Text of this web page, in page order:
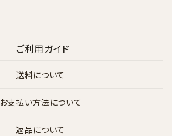
ご利用ガイド
送料について
お支払い方法について
返品について